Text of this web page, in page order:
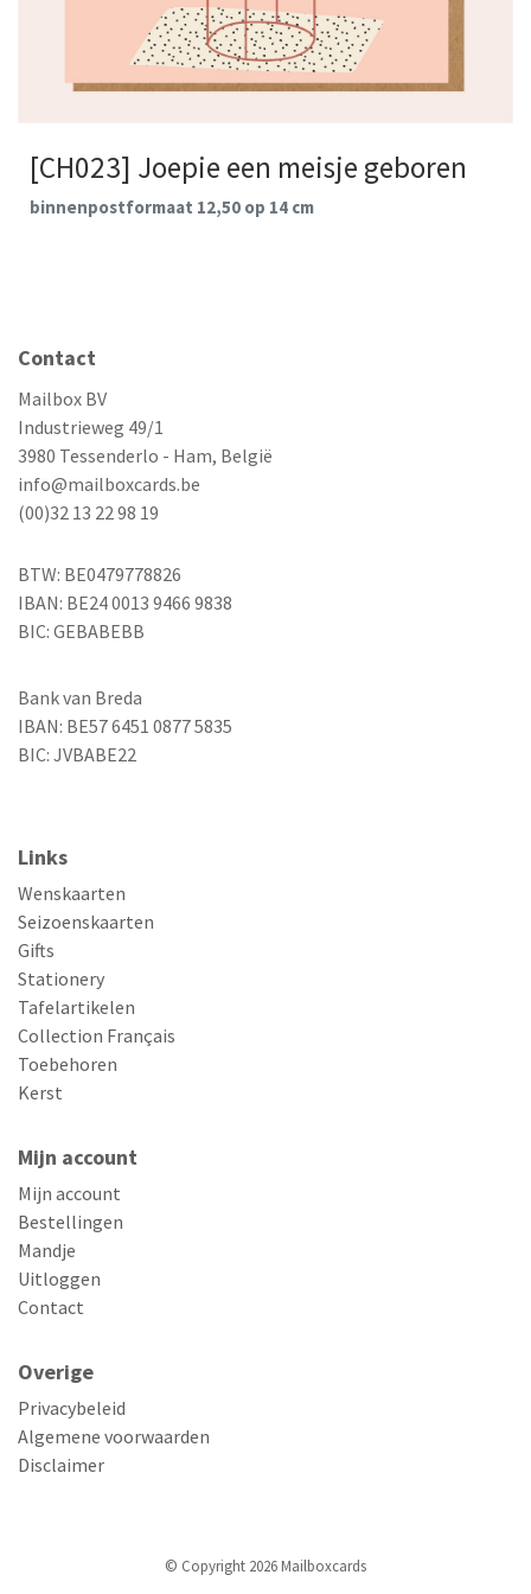
[CH023] Joepie een meisje geboren
binnenpostformaat 12,50 op 14 cm
Contact
Mailbox BV
Industrieweg 49/1
3980 Tessenderlo - Ham, België
info@mailboxcards.be
(00)32 13 22 98 19
BTW: BE0479778826
IBAN: BE24 0013 9466 9838
BIC: GEBABEBB
Bank van Breda
IBAN: BE57 6451 0877 5835
BIC: JVBABE22
Links
Wenskaarten
Seizoenskaarten
Gifts
Stationery
Tafelartikelen
Collection Français
Toebehoren
Kerst
Mijn account
Mijn account
Bestellingen
Mandje
Uitloggen
Contact
Overige
Privacybeleid
Algemene voorwaarden
Disclaimer
© Copyright 2026 Mailboxcards